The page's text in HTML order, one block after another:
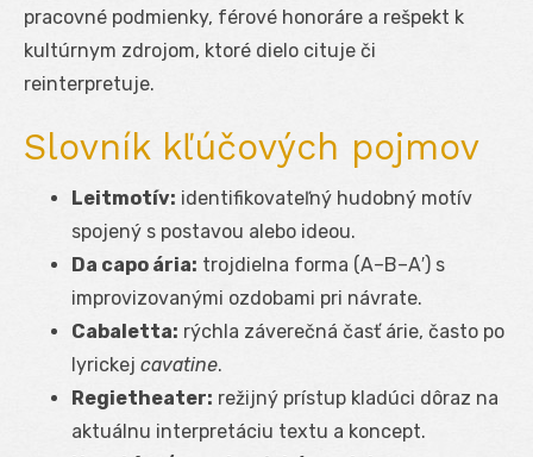
pracovné podmienky, férové honoráre a rešpekt k
kultúrnym zdrojom, ktoré dielo cituje či
reinterpretuje.
Slovník kľúčových pojmov
Leitmotív: identifikovateľný hudobný motív
spojený s postavou alebo ideou.
Da capo ária: trojdielna forma (A–B–A′) s
improvizovanými ozdobami pri návrate.
Cabaletta: rýchla záverečná časť árie, často po
lyrickej cavatine.
Regietheater: režijný prístup kladúci dôraz na
aktuálnu interpretáciu textu a koncept.